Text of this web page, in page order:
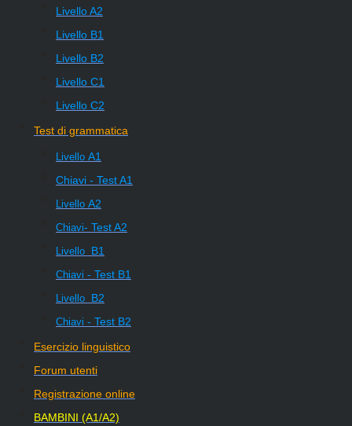
Livello A2
Livello B1
Livello B2
Livello C1
Livello C2
Test di grammatica
Livello A1
Chiavi - Test A1
Livello A2
Chiavi- Test A2
Livello B1
Chiavi - Test B1
Livello B2
Chiavi - Test B2
Esercizio linguistico
Forum utenti
Registrazione online
BAMBINI (A1/A2)